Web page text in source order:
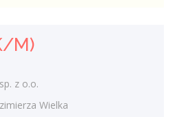
M)
z o.o.
Wielka